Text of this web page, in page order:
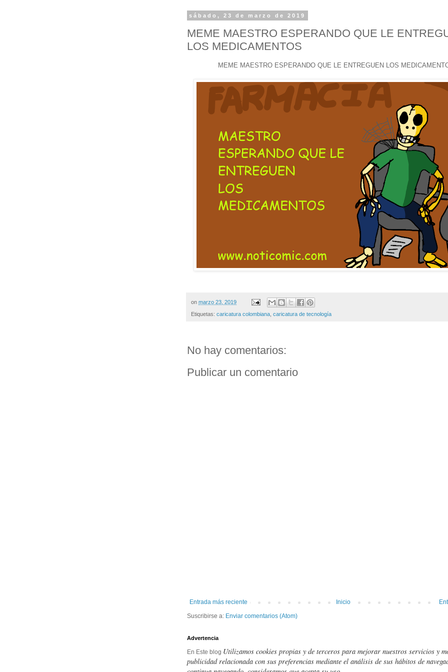
sábado, 23 de marzo de 2019
MEME MAESTRO ESPERANDO QUE LE
LOS MEDICAMENTOS
MEME MAESTRO ESPERANDO QUE LE ENTREGUEN LOS
on marzo 23, 2019
Etiquetas: caricatura colombiana caricatura de tecnología
No hay comentarios:
Publicar un comentario
Entrada más reciente
Inicio
Suscribirse a: Enviar comentarios (Atom)
Advertencia
En Este blog Utilizamos cookies propias y de terceros para mejorar nuestros servicios y
publicidad relacionada con sus preferencias mediante el análisis de sus hábitos de